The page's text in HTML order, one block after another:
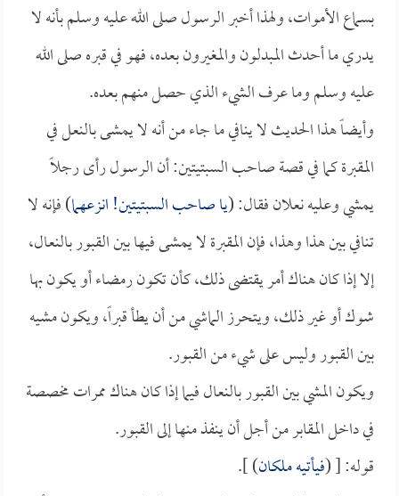
بسماع الأموات، ولهذا أخبر الرسول صلى الله عليه وسلم بأنه لا
يدري ما أحدث المبدلون والمغيرون بعده، فهو في قبره صلى الله
عليه وسلم وما عرف الشيء الذي حصل منهم بعده.
وأيضاً هذا الحديث لا ينافي ما جاء من أنه لا يمشى بالنعل في
المقبرة كما في قصة صاحب السبتيتين: أن الرسول رأى رجلاً
يمشي وعليه نعلان فقال: (يا صاحب السبتيتين! انزعهما) فإنه لا
تنافي بين هذا وهذا، فإن المقبرة لا يمشى فيها بين القبور بالنعال،
إلا إذا كان هناك أمر يقتضى ذلك، كأن تكون رمضاء أو يكون بها
شوك أو غير ذلك، ويتحرز الماشي من أن يطأ قبراً، ويكون مشيه
بين القبور وليس على شيء من القبور.
ويكون المشي بين القبور بالنعال فيما إذا كان هناك ممرات مخصصة
في داخل المقابر من أجل أن ينفذ منها إلى القبور.
قوله: [ (فيأتيه ملكان) ].